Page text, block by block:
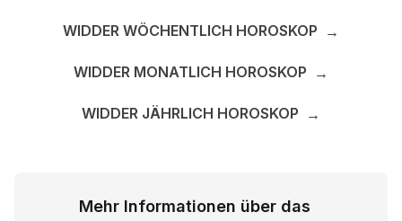
WIDDER WÖCHENTLICH HOROSKOP →
WIDDER MONATLICH HOROSKOP →
WIDDER JÄHRLICH HOROSKOP →
Mehr Informationen über das